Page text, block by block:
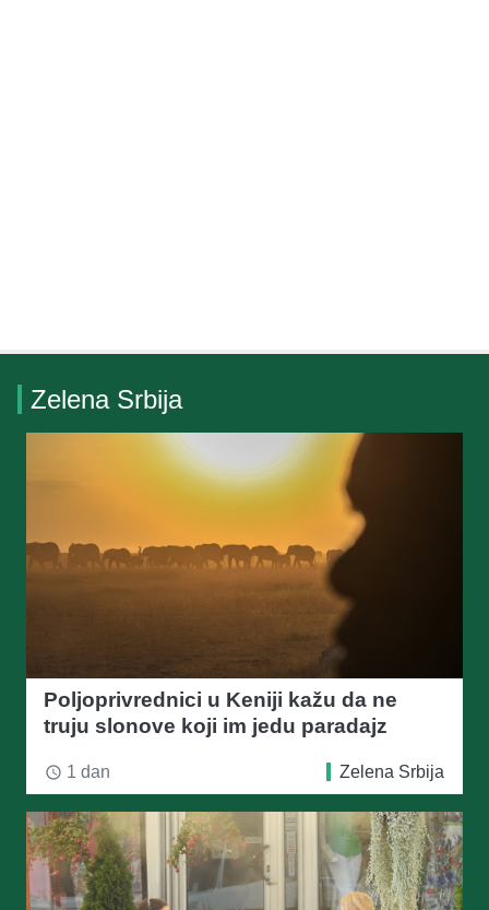
Zelena Srbija
Poljoprivrednici u Keniji kažu da ne
truju slonove koji im jedu paradajz
access_time 1 dan Zelena Srbija